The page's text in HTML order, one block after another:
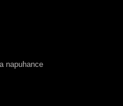
napuhance